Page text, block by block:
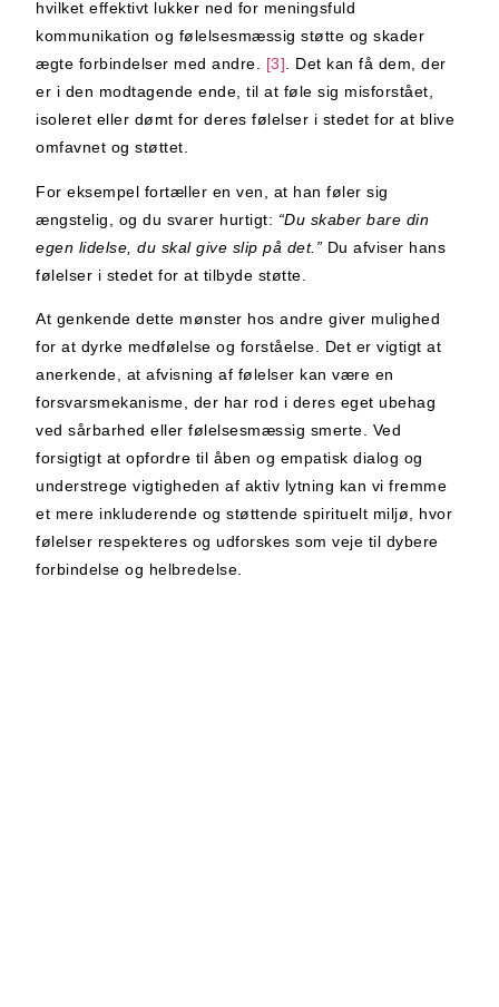
hvilket effektivt lukker ned for meningsfuld
kommunikation og følelsesmæssig støtte og skader
ægte forbindelser med andre. [3]. Det kan få dem, der
er i den modtagende ende, til at føle sig misforstået,
isoleret eller dømt for deres følelser i stedet for at blive
omfavnet og støttet.
For eksempel fortæller en ven, at han føler sig
ængstelig, og du svarer hurtigt: “Du skaber bare din
egen lidelse, du skal give slip på det.” Du afviser hans
følelser i stedet for at tilbyde støtte.
At genkende dette mønster hos andre giver mulighed
for at dyrke medfølelse og forståelse. Det er vigtigt at
anerkende, at afvisning af følelser kan være en
forsvarsmekanisme, der har rod i deres eget ubehag
ved sårbarhed eller følelsesmæssig smerte. Ved
forsigtigt at opfordre til åben og empatisk dialog og
understrege vigtigheden af aktiv lytning kan vi fremme
et mere inkluderende og støttende spirituelt miljø, hvor
følelser respekteres og udforskes som veje til dybere
forbindelse og helbredelse.